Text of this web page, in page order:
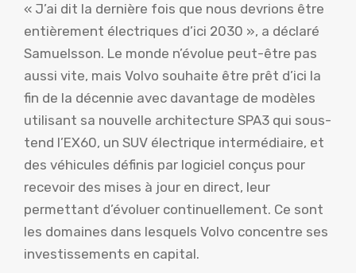
« J’ai dit la dernière fois que nous devrions être
entièrement électriques d’ici 2030 », a déclaré
Samuelsson. Le monde n’évolue peut-être pas
aussi vite, mais Volvo souhaite être prêt d’ici la
fin de la décennie avec davantage de modèles
utilisant sa nouvelle architecture SPA3 qui sous-
tend l’EX60, un SUV électrique intermédiaire, et
des véhicules définis par logiciel conçus pour
recevoir des mises à jour en direct, leur
permettant d’évoluer continuellement. Ce sont
les domaines dans lesquels Volvo concentre ses
investissements en capital.